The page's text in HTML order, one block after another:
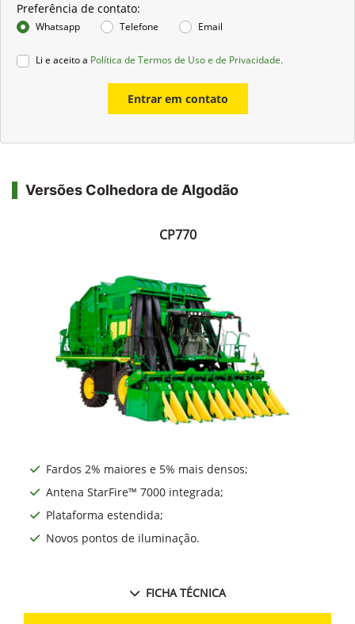
Preferência de contato:
Whatsapp Telefone Email
Li e aceito a Política de Termos de Uso e de Privacidade.
Entrar em contato
Versões Colhedora de Algodão
CP770
Fardos 2% maiores e 5% mais densos;
Antena StarFire™ 7000 integrada;
Plataforma estendida;
Novos pontos de iluminação.
FICHA TÉCNICA